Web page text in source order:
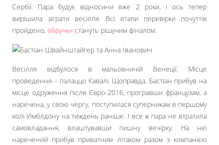
Сербії. Пара будує відносини вже 2 роки, і ось тепер
вирішила зіграти весілля. Всі етапи перевірки почуттів
пройдено, обручки стануть рішучим фіналом.
Весілля відбулося в мальовничій Венеції. Місце
проведення – палаццо Кавалі. Щоправда, Бастіан прибув на
місце одруження після Євро-2016, програвши французам, а
наречена, у свою чергу, поступилася суперникам в першому
колі Уімблдону на тиждень раніше. І все ж пара не втратила
самовладання, влаштувавши пишну вечірку. На неї
наречений прибув приватним літаком разом з компанією